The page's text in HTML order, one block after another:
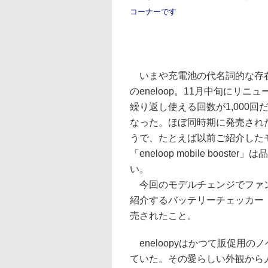
コーナーです
いまや充電池の代名詞的な存
のeneloop。11月中旬にリニュ
繰り返し使える回数が1,000回
なった。ほぼ同時期に発売され
うで、たとえば以前ご紹介した
「eneloop mobile booster」は
い。
今回のモデルチェンジでファ
紹介するバッテリーチェッカ
売されたこと。
eneloopyはかつて販促用のノ
ていた。その愛らしい外観か